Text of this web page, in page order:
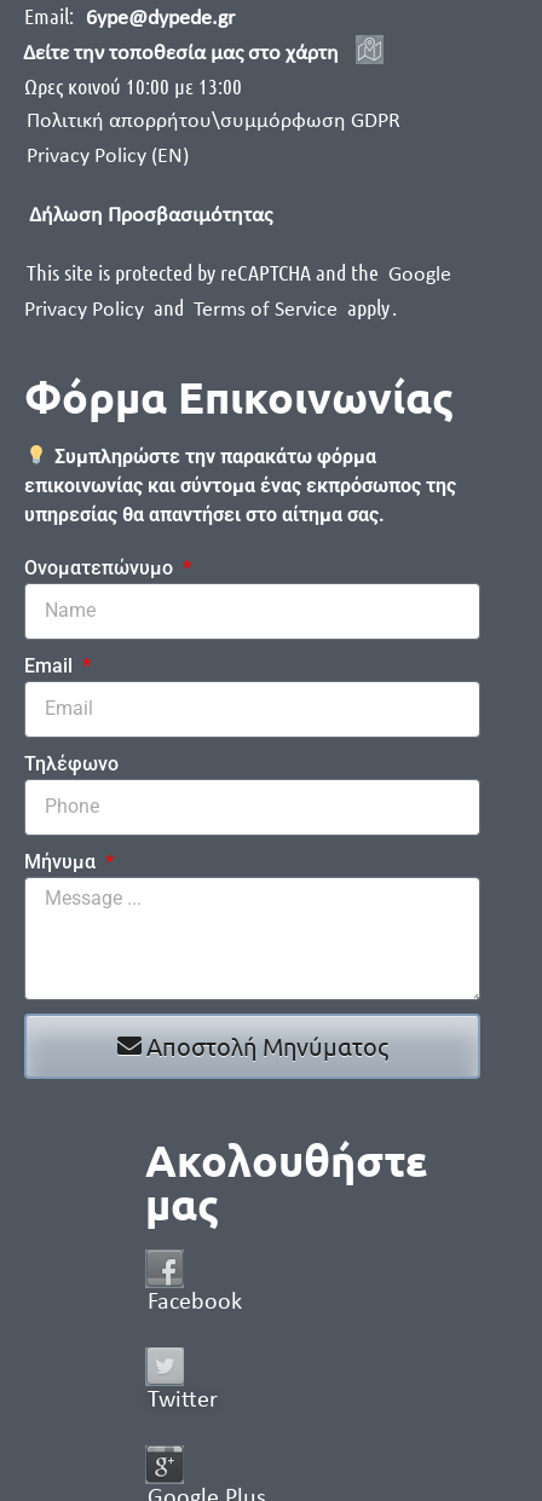
Email:
6ype@dypede.gr
Δείτε την τοποθεσία μας στο χάρτη
Ωρες κοινού 10:00 με 13:00
Πολιτική απορρήτου\συμμόρφωση GDPR
Privacy Policy (EN)
Δήλωση Προσβασιμότητας
This site is protected by reCAPTCHA and the Google
Privacy Policy and Terms of Service apply.
Φόρμα Επικοινωνίας
Συμπληρώστε την παρακάτω φόρμα
επικοινωνίας και σύντομα ένας εκπρόσωπος της
υπηρεσίας θα απαντήσει στο αίτημα σας.
Ονοματεπώνυμο
Email
Τηλέφωνο
Μήνυμα
Αποστολή Μηνύματος
Ακολουθήστε
μας
Facebook
Twitter